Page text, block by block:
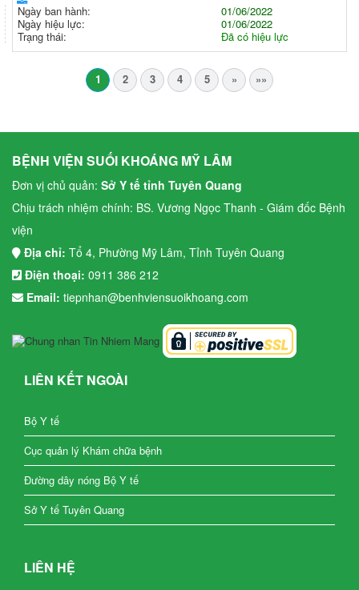
Ngày ban hành:
01/06/2022
Ngày hiệu lực:
01/06/2022
Trạng thái:
Đã có hiệu lực
1 2 3 4 5 » »»
BỆNH VIỆN SUỐI KHOÁNG MỸ LÂM
Đơn vị chủ quản: Sở Y tế tỉnh Tuyên Quang
Chịu trách nhiệm chính: BS. Vương Ngọc Thanh - Giám đốc Bệnh
viện
Địa chỉ: Tổ 4, Phường Mỹ Lâm, Tỉnh Tuyên Quang
Điện thoại: 0911 386 212
Email: tiepnhan@benhviensuoikhoang.com
LIÊN KẾT NGOÀI
Bộ Y tế
Cục quản lý Khám chữa bệnh
Đường dây nóng Bộ Y tế
Sở Y tế Tuyên Quang
LIÊN HỆ